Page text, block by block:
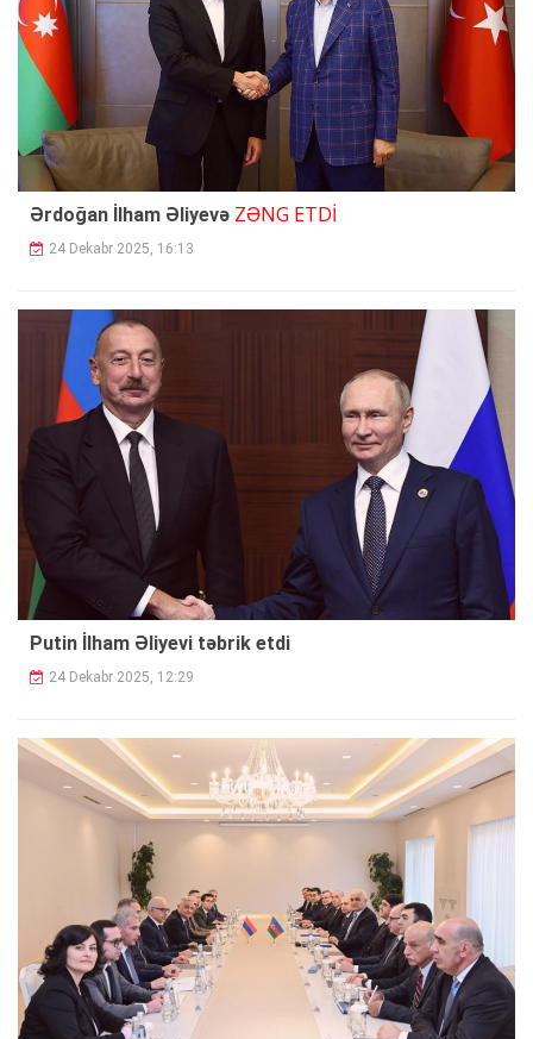
Ərdoğan İlham Əliyevə ZƏNG ETDİ
24 Dekabr 2025, 16:13
Putin İlham Əliyevi təbrik etdi
24 Dekabr 2025, 12:29